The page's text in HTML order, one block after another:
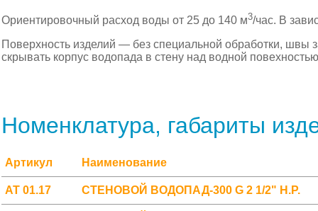
Ориентировочный расход воды от 25 до 140 м3/час. В
Поверхность изделий — без специальной обработки,
скрывать корпус водопада в стену над водной
Номенклатура, габариты
Артикул Наименование
АТ 01.17 СТЕНОВОЙ ВОДОПАД-300 G 2 1/2" Н.Р.